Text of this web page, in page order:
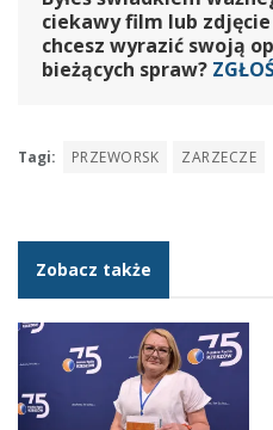
ciekawy film lub
chcesz wyrazić swoją
bieżących spraw?
Tagi: PRZEWORSK ZARZECZE
Zobacz także